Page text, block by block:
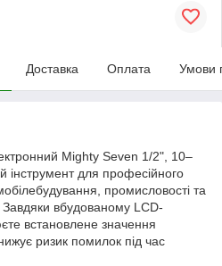
Доставка Оплата Умови
Mighty Seven 1/2", 10–
інструмент для професійного
промисловості та
Завдяки вбудованому LCD-
встановлене значення
ризик помилок під час